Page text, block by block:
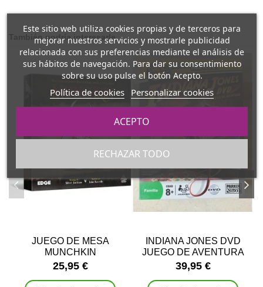
También podría interesarle
JUEGO DE MESA
MUNCHKIN
25,95 €
INDIANA JONES DVD
JUEGO DE AVENTURA
39,95 €
Este sitio web utiliza cookies propias y de terceros para
mejorar nuestros servicios y mostrarle publicidad
relacionada con sus preferencias mediante el análisis de
sus hábitos de navegación. Para dar su consentimiento
sobre su uso pulse el botón Acepto.
Política de cookies Personalizar cookies
RECHAZAR TODO
ACEPTO